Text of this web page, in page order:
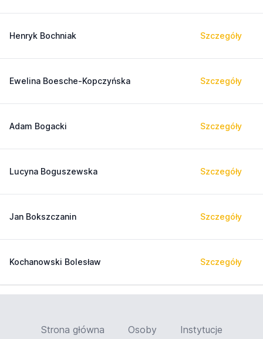
Henryk Bochniak Szczegóły
Ewelina Boesche-Kopczyńska Szczegóły
Adam Bogacki Szczegóły
Lucyna Boguszewska Szczegóły
Jan Bokszczanin Szczegóły
Kochanowski Bolesław Szczegóły
Strona główna Osoby Instytucje